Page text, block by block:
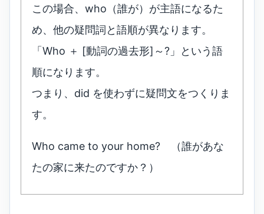
この場合、who（誰が）が主語になるた
め、他の疑問詞と語順が異なります。
「Who ＋ [動詞の過去形]～?」という語
順になります。
つまり、did を使わずに疑問文をつくりま
す。
Who came to your home? （誰があな
たの家に来たのですか？）